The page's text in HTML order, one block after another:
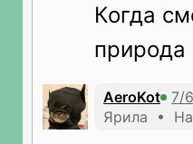
Когда
природа
AeroKot
Ярила • На